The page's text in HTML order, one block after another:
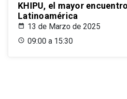
KHIPU, el mayor
Latinoamérica
13 de Marzo de 2025
09:00 a 15:30